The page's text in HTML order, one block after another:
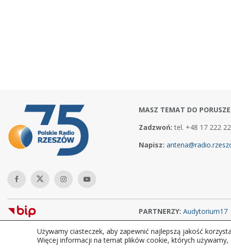
MASZ TEMAT DO
Zadzwoń: tel. +48 17 222
Napisz:
PARTNERZY: Audytorium17
Copyright © 2026Polskie Radio Rzeszów S.A. w likwidacj. Wszelkie
Używamy ciasteczek, aby zapewnić najlepszą jakość
Więcej informacji na temat plików cookie, których